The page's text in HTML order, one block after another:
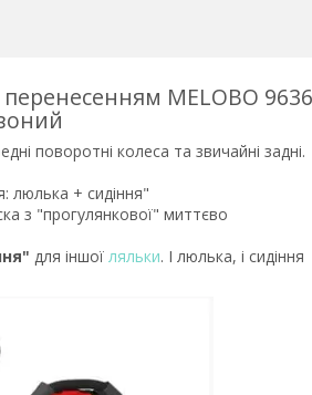
MELOBO 9636
поворотні колеса та звичайні задні.
люлька + сидіння"
з "прогулянкової" миттєво
для іншої ляльки. І люлька, і сидіння